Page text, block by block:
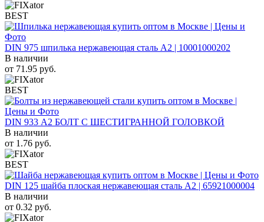
BEST
DIN 975 шпилька нержавеющая сталь A2 | 10001000202
В наличии
от 71.95 руб.
BEST
DIN 933 А2 БОЛТ С ШЕСТИГРАННОЙ ГОЛОВКОЙ
В наличии
от 1.76 руб.
BEST
DIN 125 шайба плоская нержавеющая сталь A2 | 65921000004
В наличии
от 0.32 руб.